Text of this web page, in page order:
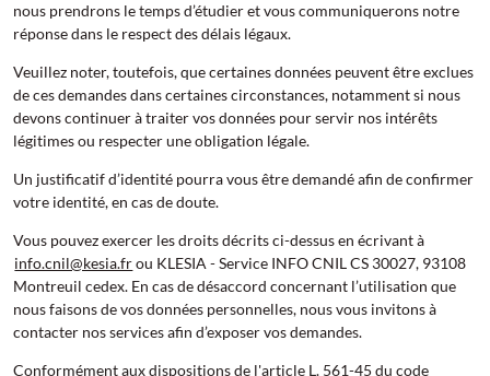
nous prendrons le temps d’étudier et vous communiquerons notre
réponse dans le respect des délais légaux.
Veuillez noter, toutefois, que certaines données peuvent être exclues
de ces demandes dans certaines circonstances, notamment si nous
devons continuer à traiter vos données pour servir nos intérêts
légitimes ou respecter une obligation légale.
Un justificatif d’identité pourra vous être demandé afin de confirmer
votre identité, en cas de doute.
Vous pouvez exercer les droits décrits ci-dessus en écrivant à
info.cnil@kesia.frou KLESIA - Service INFO CNIL CS 30027, 93108
Montreuil cedex. En cas de désaccord concernant l’utilisation que
nous faisons de vos données personnelles, nous vous invitons à
contacter nos services afin d’exposer vos demandes.
Conformément aux dispositions de l'article L. 561-45 du code